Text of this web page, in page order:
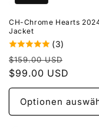
CH-Chrome Hearts
Jacket
(3)
Normaler
Preis
$159.00 USD
$99.00 USD
Optionen